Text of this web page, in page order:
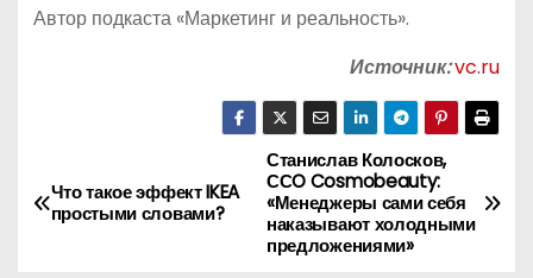
Автор подкаста «Маркетинг и реальность».
Источник:vc.ru
Н
а
Станислав Колосков,
ССO Cosmobeauty:
«Менеджеры сами себя
наказывают холодными
предложениями»
Что такое эффект IKEA
простыми словами?